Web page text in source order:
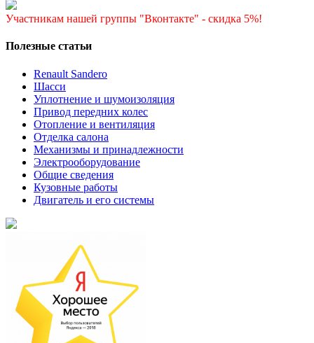
Участникам нашей группы "Вконтакте" - скидка 5%!
Полезные статьи
Renault Sandero
Шасси
Уплотнение и шумоизоляция
Привод передних колес
Отопление и вентиляция
Отделка салона
Механизмы и принадлежности
Электрооборудование
Общие сведения
Кузовные работы
Двигатель и его системы